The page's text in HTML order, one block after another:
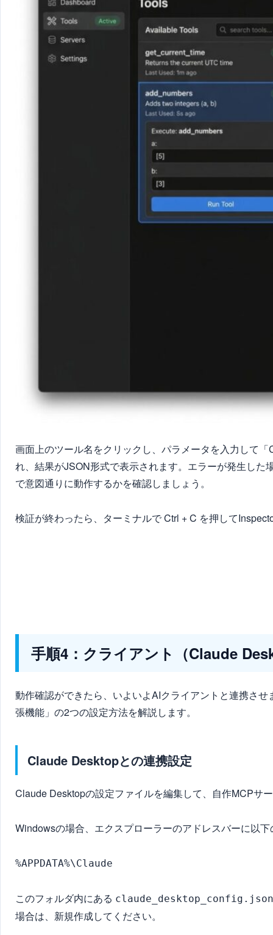
画面上のツール名をクリックし、パラメータを入力して
れ、結果がJSON形式で表示されます。エラーが発生し
で意図通りに動作するかを確認しましょう。
検証が終わったら、ターミナルで Ctrl + C を押して
手順4：クライアント（Claude
動作確認ができたら、いよいよAIクライアントと連携さ
張機能」の2つの設定方法を解説します。
Claude Desktopとの連携設定
Claude Desktopの設定ファイルを編集して、自作MCPサ
Windowsの場合、エクスプローラーのアドレスバーに以
%APPDATA%\Claude
このフォルダ内にある claude_desktop_config.json
場合は、新規作成してください。